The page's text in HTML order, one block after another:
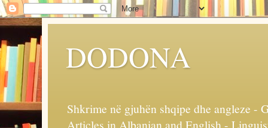
DODONA
Shkrime në gjuhën shqipe dhe angleze -
Articles in Albanian and English -